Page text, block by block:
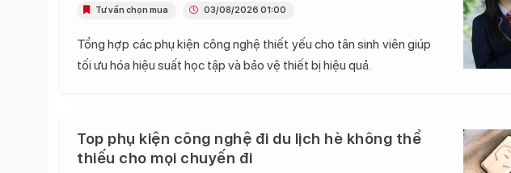
Tổng hợp các phụ kiện công nghệ thiết yếu cho tân sinh viên giúp
tối ưu hóa hiệu suất học tập và bảo vệ thiết bị hiệu quả.
Tư vấn chọn mua 03/08/2026 01:00
Top phụ kiện công nghệ đi du lịch hè không thể
thiếu cho mọi chuyến đi